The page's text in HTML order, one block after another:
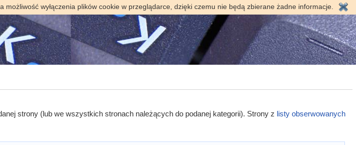
wyłączenia plików cookie w przeglądarce, dzięki czemu nie będą zbierane żadne informacje.
strony (lub we wszystkich stronach należących do podanej kategorii). Strony z listy obserwowanych